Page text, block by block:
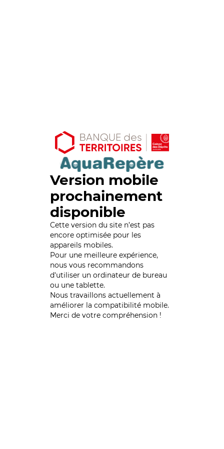
Version mobile
prochainement
disponible
Cette version du site n’est pas
encore optimisée pour les
appareils mobiles.
Pour une meilleure expérience,
nous vous recommandons
d'utiliser un ordinateur de bureau
ou une tablette.
Nous travaillons actuellement à
améliorer la compatibilité mobile.
Merci de votre compréhension !